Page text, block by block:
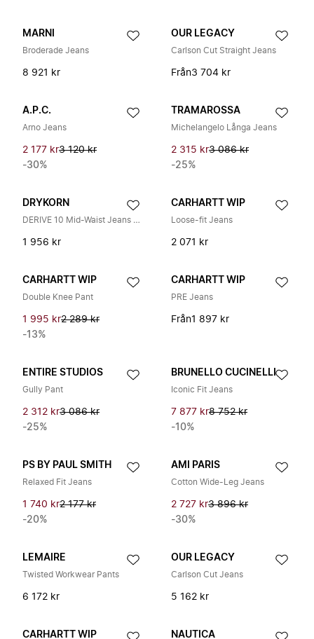
MARNI
Broderade Jeans
8 921 kr
OUR LEGACY
Carlson Cut Straight Jeans
Från3 704 kr
A.P.C.
Arno Jeans
2 177 kr3 120 kr
-30%
TRAMAROSSA
Michelangelo Långa Jeans
2 315 kr3 086 kr
-25%
DRYKORN
DERIVE 10 Mid-Waist Jeans Cropped
1 956 kr
CARHARTT WIP
Loose-fit Jeans
2 071 kr
CARHARTT WIP
Double Knee Pant
1 995 kr2 289 kr
-13%
CARHARTT WIP
PRE Jeans
Från1 897 kr
ENTIRE STUDIOS
Gully Pant
2 312 kr3 086 kr
-25%
BRUNELLO CUCINELLI
Iconic Fit Jeans
7 877 kr8 752 kr
-10%
PS BY PAUL SMITH
Relaxed Fit Jeans
1 740 kr2 177 kr
-20%
AMI PARIS
Cotton Wide-Leg Jeans
2 727 kr3 896 kr
-30%
LEMAIRE
Twisted Workwear Pants
6 172 kr
OUR LEGACY
Carlson Cut Jeans
5 162 kr
CARHARTT WIP NAUTICA